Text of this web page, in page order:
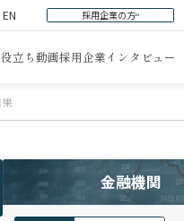
EN 採用企業の方
立ち動画採用企業インタビュー
金融機関